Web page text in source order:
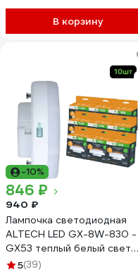
В корзину
-10%
846 ₽
940 ₽
Лампочка светодиодная
ALTECH LED GX-8W-830 -
GX53 теплый белый свет
10шт 4673758072351
5(39)